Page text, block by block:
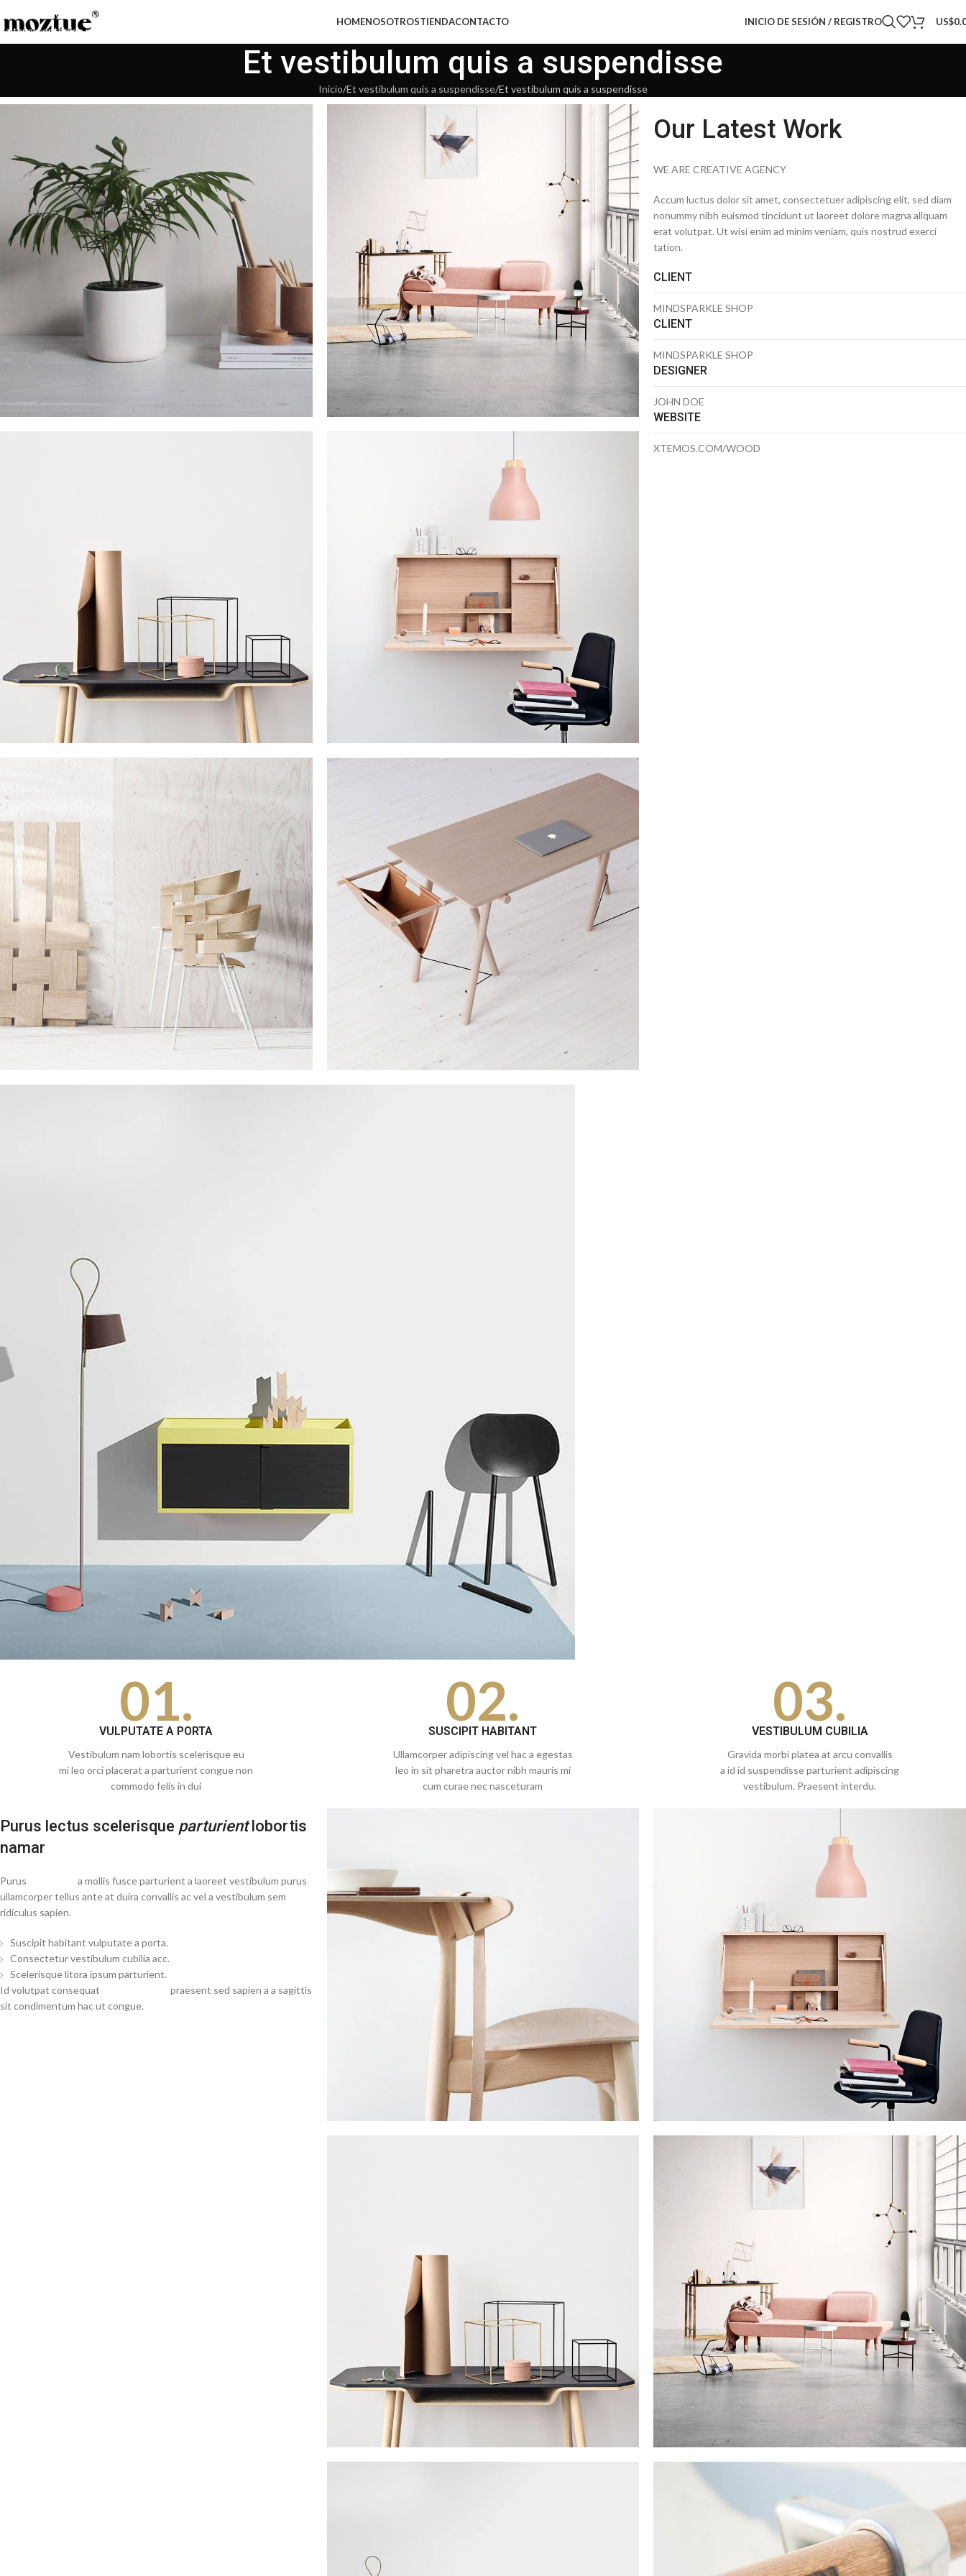
Saltar a la navegación
Saltar al contenido principal
HOMENOSOTROSTIENDACONTACTO INICIO DE SESIÓN / REGISTRO US$
Et vestibulum quis a suspendisse
Inicio Et vestibulum quis a suspendisse Et vestibulum quis a suspendisse
Our Latest Work
WE ARE CREATIVE AGENCY
Accum luctus dolor sit amet, consectetuer adipiscing elit, sed diam
nonummy nibh euismod tincidunt ut laoreet dolore magna aliquam
erat volutpat. Ut wisi enim ad minim veniam, quis nostrud exerci
tation.
CLIENT
MINDSPARKLE SHOP
CLIENT
MINDSPARKLE SHOP
DESIGNER
JOHN DOE
WEBSITE
XTEMOS.COM/WOOD
01.
VULPUTATE A PORTA
Vestibulum nam lobortis scelerisque eu
mi leo orci placerat a parturient congue non
commodo felis in dui
02.
SUSCIPIT HABITANT
Ullamcorper adipiscing vel hac a egestas
leo in sit pharetra auctor nibh mauris mi
cum curae nec nasceturam
03.
VESTIBULUM CUBILIA
Gravida morbi platea at arcu convallis
a id id suspendisse parturient adipiscing
vestibulum. Praesent interdu.
Purus lectus scelerisque parturientlobortis
namar
Purus
a mollis fusce parturient a laoreet vestibulum purus
ullamcorper tellus ante at duira convallis ac vel a vestibulum sem
ridiculus sapien.
Suscipit habitant vulputate a porta.
Consectetur vestibulum cubilia acc.
Scelerisque litora ipsum parturient.
Id volutpat consequat
praesent sed sapien a a sagittis
sit condimentum hac ut congue.